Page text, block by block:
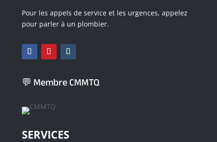
Pour les appels de service et les urgences, appelez
pour parler à un plombier.
💬 Membre CMMTQ
SERVICES